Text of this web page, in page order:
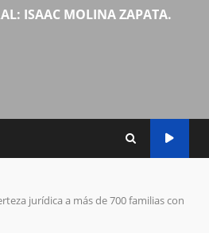
ISAAC MOLINA ZAPATA.
jurídica a más de 700 familias con